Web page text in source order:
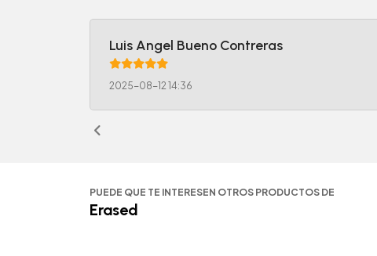
Luis Angel Bueno Contreras
2025-08-12 14:36
PUEDE QUE TE INTERESEN OTROS PRODUCTOS DE
Erased